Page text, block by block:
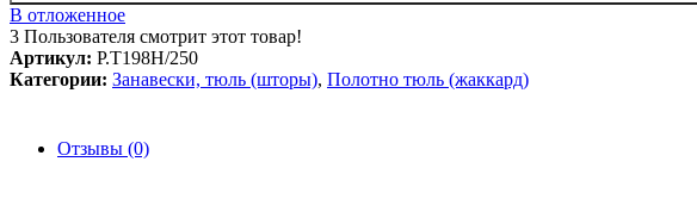
В отложенное
3 Пользователя смотрит этот товар!
Артикул: Р.Т198Н/250
Категории: Занавески, тюль (шторы), Полотно тюль (жаккард)
Отзывы (0)